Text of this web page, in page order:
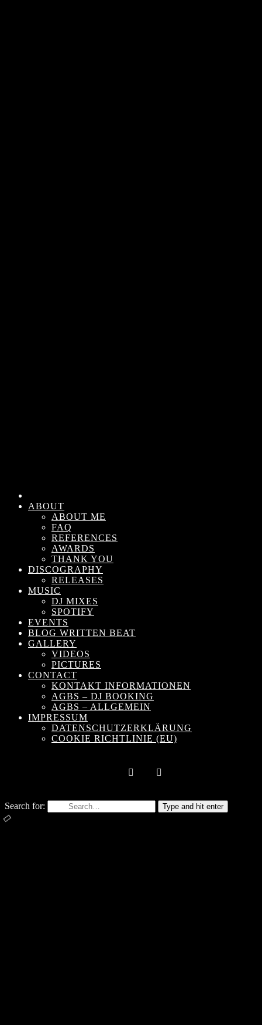
ABOUT
ABOUT ME
FAQ
REFERENCES
AWARDS
THANK YOU
DISCOGRAPHY
RELEASES
MUSIC
DJ MIXES
SPOTIFY
EVENTS
BLOG WRITTEN BEAT
GALLERY
VIDEOS
PICTURES
CONTACT
KONTAKT INFORMATIONEN
AGBS – DJ BOOKING
AGBS – ALLGEMEIN
IMPRESSUM
DATENSCHUTZERKLÄRUNG
COOKIE RICHTLINIE (EU)
Search for: Type and hit enter